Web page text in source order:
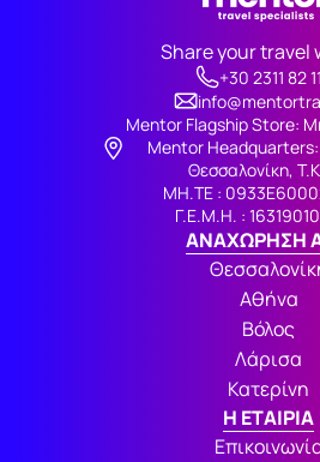
Share your travel
+30 2311 82
Mentor Flagship Store:
Μentor Headquarters:
Θεσσαλονίκη,
ΜΗ.ΤΕ :
Γ.Ε.Μ.Η. :
ΑΝΑΧΩΡΗΣΗ
Αθήνα
Βόλος
Λάρισα
Κατερίνη
Η ΕΤΑΙΡΙΑ